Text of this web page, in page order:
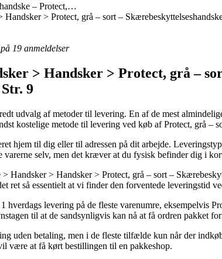
– Protect,…
> Protect, grå – sort –
19 anmeldelser
> Handsker > Protect, grå –
9
udvalg af metoder til levering. En af de mest
kostelige metode til levering ved køb af Protect, grå –
hjem til dig eller til adressen på dit arbejde.
selv, men det kræver at du fysisk befinder dig i
Handsker > Handsker > Protect, grå – sort –
ret så essentielt at vi finder den forventede leveringstid
levering på de fleste varenumre, eksempelvis
til at de sandsynligvis kan nå at få ordren pakket
uden betaling, men i de fleste tilfælde kun når der
være at få kørt bestillingen til en pakkeshop.